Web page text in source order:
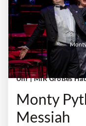
Sonntag, 29.
Uhr| MiR Großes
Monty
Messiah